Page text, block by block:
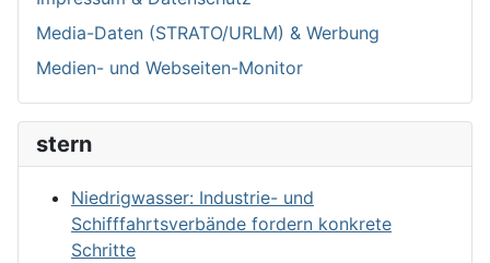
Media-Daten (STRATO/URLM) & Werbung
Medien- und Webseiten-Monitor
stern
Niedrigwasser: Industrie- und
Schifffahrtsverbände fordern konkrete
Schritte